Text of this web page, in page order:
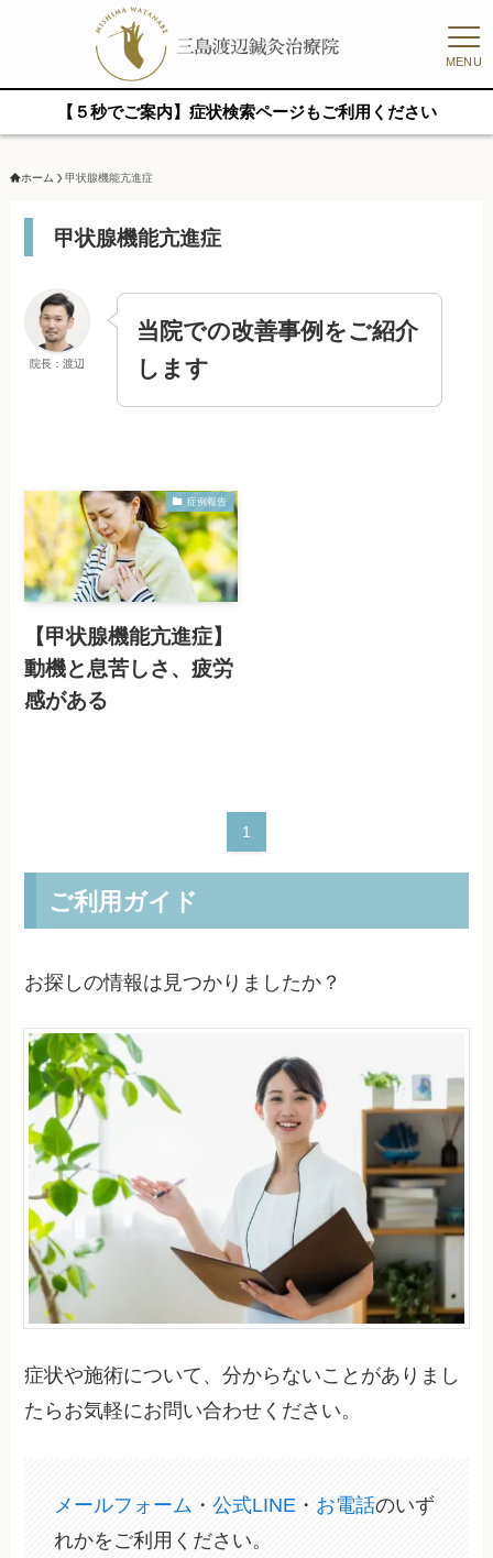
MENU
【５秒でご案内】症状検索ページもご利用ください
ホーム 甲状腺機能亢進症
甲状腺機能亢進症
院長：渡辺
当院での改善事例をご紹介
します
症例報告
【甲状腺機能亢進症】
動機と息苦しさ、疲労
感がある
1
ご利用ガイド
お探しの情報は見つかりましたか？
症状や施術について、分からないことがありまし
たらお気軽にお問い合わせください。
メールフォーム ・公式LINE ・ お電話のいず
れかをご利用ください。